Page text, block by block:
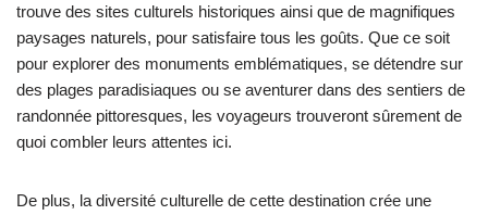
trouve des sites culturels historiques ainsi que de magnifiques
paysages naturels, pour satisfaire tous les goûts. Que ce soit
pour explorer des monuments emblématiques, se détendre sur
des plages paradisiaques ou se aventurer dans des sentiers de
randonnée pittoresques, les voyageurs trouveront sûrement de
quoi combler leurs attentes ici.
De plus, la diversité culturelle de cette destination crée une